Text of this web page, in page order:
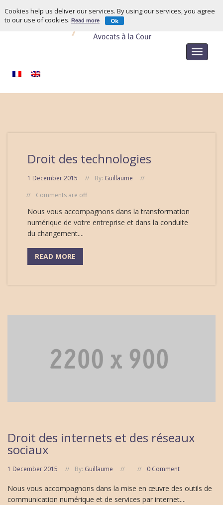
Toggle
Droit des technologies
1 December 2015 By: Guillaume
Comments are off
Nous vous accompagnons dans la transformation
numérique de votre entreprise et dans la conduite
du changement....
READ MORE
Droit des internets et des réseaux
sociaux
1 December 2015 By: Guillaume 0 Comment
Nous vous accompagnons dans la mise en œuvre des outils de
communication numérique et de services par internet....
Cookies help us deliver our services. By using our services, you agree
to our use of cookies.Read more Ok